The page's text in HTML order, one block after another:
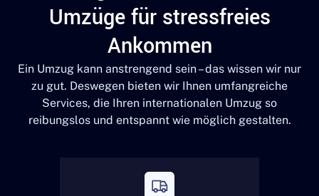
Umzüge für stressfreies
Ankommen
Ein Umzug kann anstrengend sein – das wissen wir nur
zu gut. Deswegen bieten wir Ihnen umfangreiche
Services, die Ihren internationalen Umzug so
reibungslos und entspannt wie möglich gestalten.